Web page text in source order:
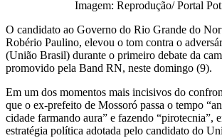
Imagem: Reprodução/ Portal
O candidato ao Governo do Rio Grande do
Robério Paulino, elevou o tom contra o
(União Brasil) durante o primeiro debate da
promovido pela Band RN, neste domingo (9).
Em um dos momentos mais incisivos do
que o ex-prefeito de Mossoró passa o tempo
cidade farmando aura” e fazendo “pirotecnia”,
estratégia política adotada pelo candidato do